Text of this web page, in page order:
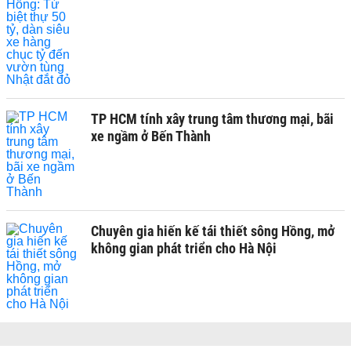
TP HCM tính xây trung tâm thương mại, bãi
xe ngầm ở Bến Thành
Chuyên gia hiến kế tái thiết sông Hồng, mở
không gian phát triển cho Hà Nội